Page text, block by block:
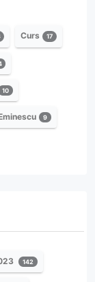
Curs 17
10
9
142